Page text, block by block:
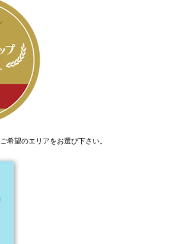
ご希望のエリアをお選び下さい。